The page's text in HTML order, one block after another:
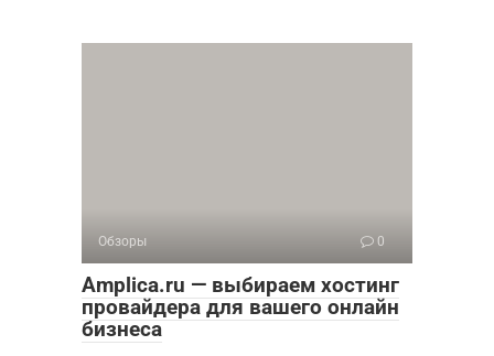
Обзоры 0
Amplica.ru — выбираем хостинг
провайдера для вашего онлайн
бизнеса